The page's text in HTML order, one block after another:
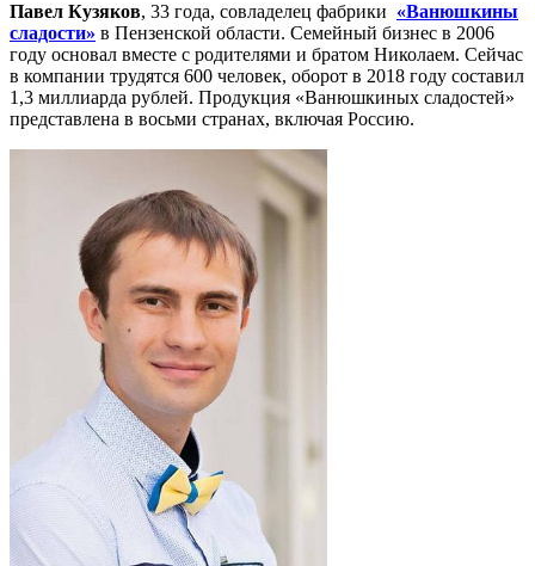
Павел Кузяков, 33 года, совладелец фабрики «Ванюшкины
сладости» в Пензенской области. Семейный бизнес в 2006
году основал вместе с родителями и братом Николаем. Сейчас
в компании трудятся 600 человек, оборот в 2018 году составил
1,3 миллиарда рублей. Продукция «Ванюшкиных сладостей»
представлена в восьми странах, включая Россию.